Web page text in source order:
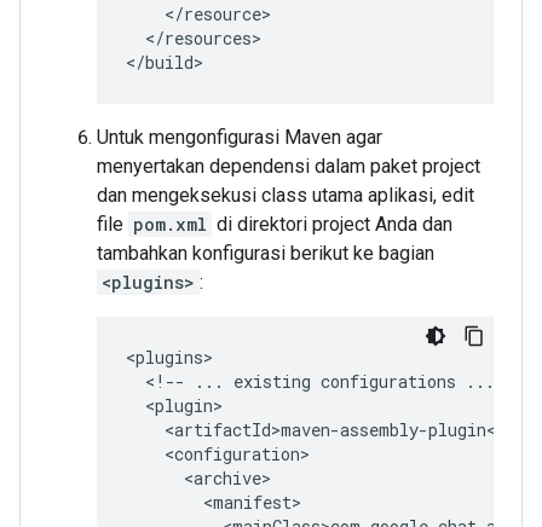
</resources>
Untuk mengonfigurasi Maven agar
menyertakan dependensi dalam paket project
dan mengeksekusi class utama aplikasi, edit
file pom.xml di direktori project Anda dan
tambahkan konfigurasi berikut ke bagian
<plugins> :
<!--
... existing configurations ...